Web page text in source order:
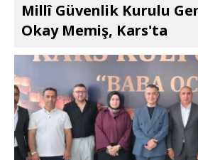
Millî Güvenlik Kurulu
Okay Memiş, Kars'ta